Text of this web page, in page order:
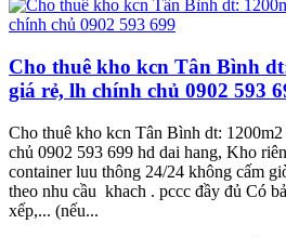
Cho thuê kho kcn Tân Bình
giá rẻ, lh chính chủ 0902 593
Cho thuê kho kcn Tân Bình dt:
chủ 0902 593 699 hd dai hang, Kho
container luu thông 24/24 không cấm
theo nhu cầu khach . pccc đầy đủ Có
xếp,... (nếu...